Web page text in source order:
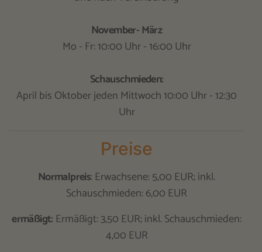
November- März
Mo - Fr: 10:00 Uhr - 16:00 Uhr
Schauschmieden:
April bis Oktober jeden Mittwoch 10:00 Uhr - 12:30
Uhr
Preise
Normalpreis: Erwachsene: 5,00 EUR; inkl.
Schauschmieden: 6,00 EUR
ermäßigt: Ermäßigt: 3,50 EUR; inkl. Schauschmieden:
4,00 EUR